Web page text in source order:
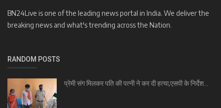
BN24Live is one of the leading news portal in India. We deliver the
breaking news and what's trending across the Nation.
RANDOM POSTS
प्रेमी संग मिलकर पति की पत्नी ने कर दी हत्या,एसपी के निर्देश...